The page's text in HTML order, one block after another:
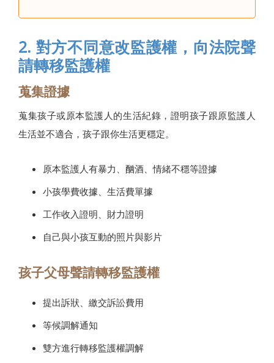
2. 對方不同意改監護權，向法院聲
請轉移監護權
蒐集證據
蒐集孩子或原本監護人的生活紀錄，證明孩子跟原監護人
生活並不適合，孩子跟你生活更穩定。
原本監護人有暴力、酗酒、情緒不穩等證據
小孩學費收據、生活費單據
工作收入證明、財力證明
自己與小孩互動的照片與影片
孩子父母聲請轉移監護權
提出訴狀、繳交訴訟費用
等候調解通知
雙方進行轉移監護權調解